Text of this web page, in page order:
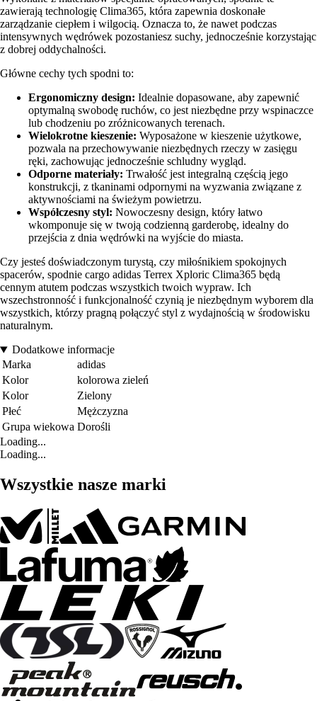
zawierają technologię Clima365, która zapewnia doskonałe
zarządzanie ciepłem i wilgocią. Oznacza to, że nawet podczas
intensywnych wędrówek pozostaniesz suchy, jednocześnie korzystając
z dobrej oddychalności.
Główne cechy tych spodni to:
Ergonomiczny design: Idealnie dopasowane, aby zapewnić
optymalną swobodę ruchów, co jest niezbędne przy wspinaczce
lub chodzeniu po zróżnicowanych terenach.
Wielokrotne kieszenie: Wyposażone w kieszenie użytkowe,
pozwala na przechowywanie niezbędnych rzeczy w zasięgu
ręki, zachowując jednocześnie schludny wygląd.
Odporne materiały: Trwałość jest integralną częścią jego
konstrukcji, z tkaninami odpornymi na wyzwania związane z
aktywnościami na świeżym powietrzu.
Współczesny styl: Nowoczesny design, który łatwo
wkomponuje się w twoją codzienną garderobę, idealny do
przejścia z dnia wędrówki na wyjście do miasta.
Czy jesteś doświadczonym turystą, czy miłośnikiem spokojnych
spacerów, spodnie cargo adidas Terrex Xploric Clima365 będą
cennym atutem podczas wszystkich twoich wypraw. Ich
wszechstronność i funkcjonalność czynią je niezbędnym wyborem dla
wszystkich, którzy pragną połączyć styl z wydajnością w środowisku
naturalnym.
Dodatkowe informacje
Marka
adidas
Kolor
kolorowa zieleń
Kolor
Zielony
Płeć
Mężczyzna
Grupa wiekowa Dorośli
Loading...
Loading...
Wszystkie nasze marki